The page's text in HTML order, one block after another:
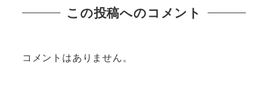
この投稿へのコメント
コメントはありません。